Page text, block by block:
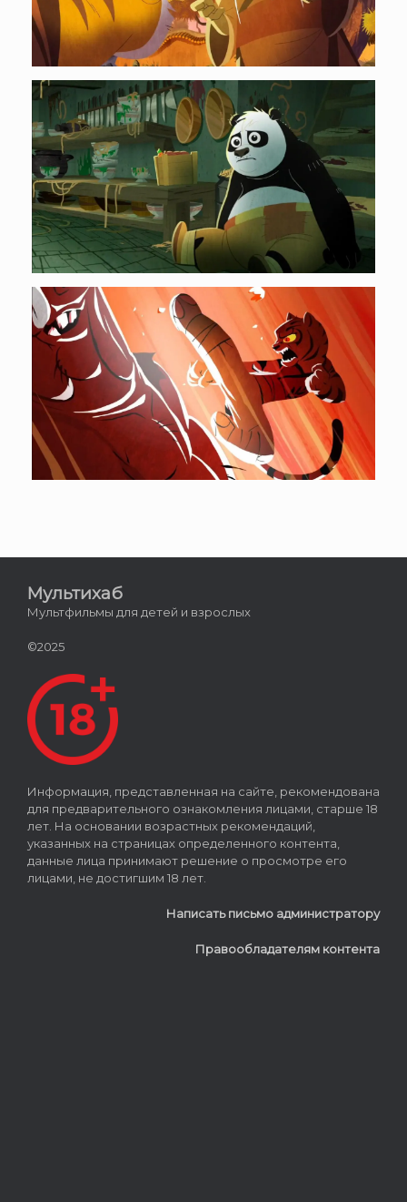
Мультихаб
Мультфильмы для детей и взрослых
©2025
Информация, представленная на сайте, рекомендована
для предварительного ознакомления лицами, старше 18
лет. На основании возрастных рекомендаций,
указанных на страницах определенного контента,
данные лица принимают решение о просмотре его
лицами, не достигшим 18 лет.
Написать письмо администратору
Правообладателям контента